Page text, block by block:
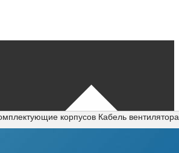
корпусов Кабель вентилятора